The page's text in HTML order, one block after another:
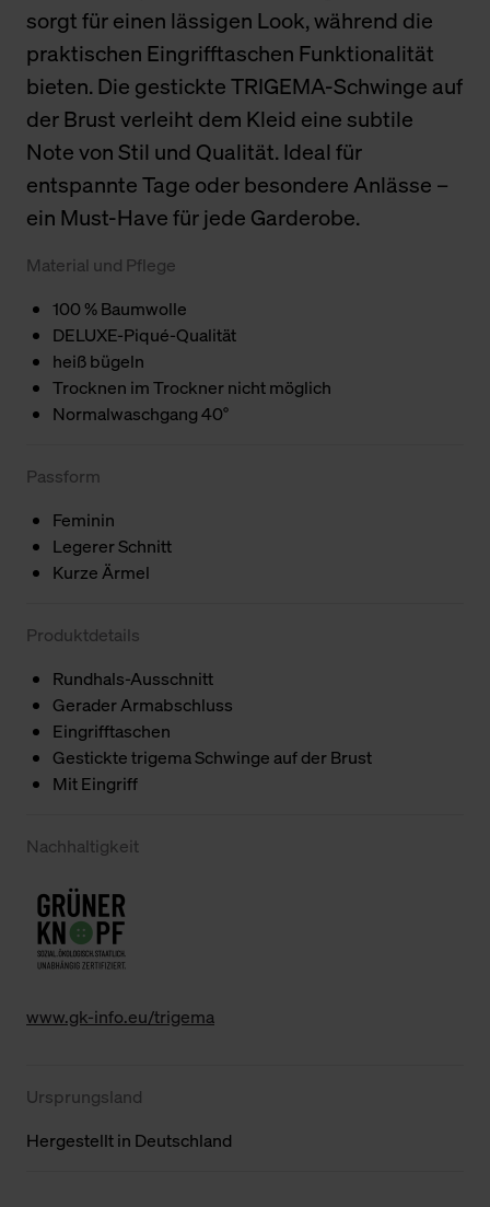
sorgt für einen lässigen Look, während die
praktischen Eingrifftaschen Funktionalität
bieten. Die gestickte TRIGEMA-Schwinge auf
der Brust verleiht dem Kleid eine subtile
Note von Stil und Qualität. Ideal für
entspannte Tage oder besondere Anlässe –
ein Must-Have für jede Garderobe.
Material und Pflege
100 % Baumwolle
DELUXE-Piqué-Qualität
heiß bügeln
Trocknen im Trockner nicht möglich
Normalwaschgang 40°
Passform
Feminin
Legerer Schnitt
Kurze Ärmel
Produktdetails
Rundhals-Ausschnitt
Gerader Armabschluss
Eingrifftaschen
Gestickte trigema Schwinge auf der Brust
Mit Eingriff
Nachhaltigkeit
www.gk-info.eu/trigema
Ursprungsland
Hergestellt in Deutschland